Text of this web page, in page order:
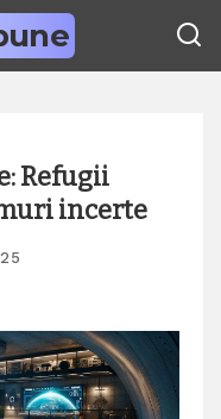
Refugii
incerte